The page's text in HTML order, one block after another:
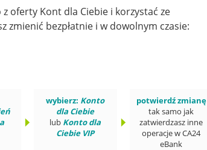
oferty Kont dla Ciebie i korzystać ze
zmienić bezpłatnie i w dowolnym czasie:
wybierz: Konto
dla Ciebie
lub Konto dla
Ciebie VIP
potwierdź zmianę
tak samo jak
zatwierdzasz inne
operacje w CA24
eBank